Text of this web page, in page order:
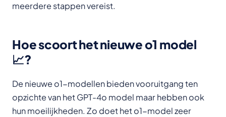
meerdere stappen vereist.
Hoe scoort het nieuwe o1 model
📈?
De nieuwe o1-modellen bieden vooruitgang ten
opzichte van het GPT-4o model maar hebben ook
hun moeilijkheden. Zo doet het o1-model zeer